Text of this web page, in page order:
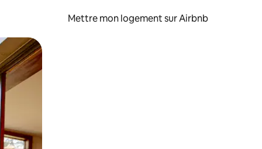
Mettre mon logement sur Airbnb